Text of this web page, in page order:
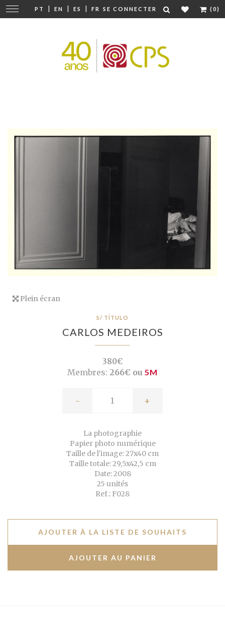
PT | EN | ES | FR SE CONNECTER (0)
Modifier
la
Plein écran
S/ TÍTULO
CARLOS MEDEIROS
380€
Membres: 266€ ou 5M
- +
La photographie
Papier photo numérique
Taille de l'image: 27x40 cm
Taille totale: 29,5x42,5 cm
Date: 2008
25 unités
Ref.: F028
AJOUTER À LA LISTE DE SOUHAITS